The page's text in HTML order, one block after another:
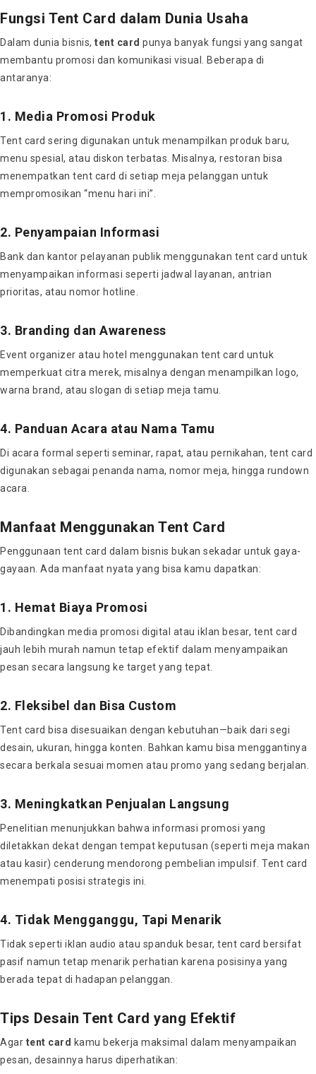
Fungsi Tent Card dalam Dunia Usaha
Dalam dunia bisnis, tent card punya banyak fungsi yang sangat
membantu promosi dan komunikasi visual. Beberapa di
antaranya:
1. Media Promosi Produk
Tent card sering digunakan untuk menampilkan produk baru,
menu spesial, atau diskon terbatas. Misalnya, restoran bisa
menempatkan tent card di setiap meja pelanggan untuk
mempromosikan “menu hari ini”.
2. Penyampaian Informasi
Bank dan kantor pelayanan publik menggunakan tent card untuk
menyampaikan informasi seperti jadwal layanan, antrian
prioritas, atau nomor hotline.
3. Branding dan Awareness
Event organizer atau hotel menggunakan tent card untuk
memperkuat citra merek, misalnya dengan menampilkan logo,
warna brand, atau slogan di setiap meja tamu.
4. Panduan Acara atau Nama Tamu
Di acara formal seperti seminar, rapat, atau pernikahan, tent card
digunakan sebagai penanda nama, nomor meja, hingga rundown
acara.
Manfaat Menggunakan Tent Card
Penggunaan tent card dalam bisnis bukan sekadar untuk gaya-
gayaan. Ada manfaat nyata yang bisa kamu dapatkan:
1. Hemat Biaya Promosi
Dibandingkan media promosi digital atau iklan besar, tent card
jauh lebih murah namun tetap efektif dalam menyampaikan
pesan secara langsung ke target yang tepat.
2. Fleksibel dan Bisa Custom
Tent card bisa disesuaikan dengan kebutuhan—baik dari segi
desain, ukuran, hingga konten. Bahkan kamu bisa menggantinya
secara berkala sesuai momen atau promo yang sedang berjalan.
3. Meningkatkan Penjualan Langsung
Penelitian menunjukkan bahwa informasi promosi yang
diletakkan dekat dengan tempat keputusan (seperti meja makan
atau kasir) cenderung mendorong pembelian impulsif. Tent card
menempati posisi strategis ini.
4. Tidak Mengganggu, Tapi Menarik
Tidak seperti iklan audio atau spanduk besar, tent card bersifat
pasif namun tetap menarik perhatian karena posisinya yang
berada tepat di hadapan pelanggan.
Tips Desain Tent Card yang Efektif
Agar tent card kamu bekerja maksimal dalam menyampaikan
pesan, desainnya harus diperhatikan: